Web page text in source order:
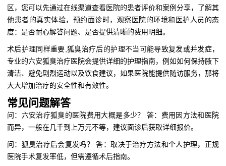
区，您可以先通过在线渠道查看医院的患者评价和案例分享，了解其
他患者的真实体验，预约面诊时，观察医院的环境和医护人员的态
度：是否耐心解答问题、是否提供清晰的费用明细。
术后护理同样重要,狐臭治疗后的护理不当可能导致复发或并发症，
专业的六安狐臭治疗医院会提供详细的护理指南，例如如何保持腋下
清洁、避免剧烈运动以及饮食建议，如果医院能提供随访服务，那将
大大增加治疗的安全性和有效性。
常见问题解答
问：六安治疗狐臭的医院费用大概是多少？ 答：费用因方法和医院
而异，一般在几千到上万元不等，建议面诊后获取详细报价。
问：狐臭治疗后会复发吗？ 答：取决于治疗方法和个人护理，正规
医院手术复发率低，但需遵循术后指南。